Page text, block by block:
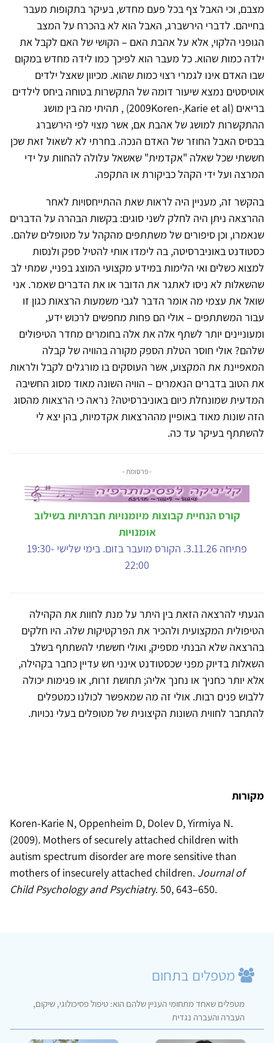
מצבם, וכי האבל צף בכל פעם מחדש, בעיקר בתקופות מעבר
בחייהם. לדברי הירשברג, האבל הוא לא בהכרח על המצב
הגופני הלקוי, אלא על אהבת האם – הקושי של האם לקבל את
ילדה כמות שהוא. כל מעבר הוא לפיכך כמו לידה מחדש במקום
שבו האדם אינו לגמרי רצוי כמות שהוא. מכיוון שאצל ילדים
אוטיסטים נמצא שיעור דומה של התקשרות בטוחה ביחס לילדים
בריאים (Koren-,Karie et al
(2009 , תהיתי מה בין מושג
ההתקשרות למושג של אהבת אם, אשר מצוי לפי הירשברג
בבסיס האבל החוזר של האדם הנכה. בחרתי לא לשאול זאת שכן
חששתי שכל שאלה "אקדמית" שאשאל עלולה להחוות על ידי
המרצה ועל ידי הקהל כביקורת או התקפה.
בהקשר זה, מעניין היה לראות שאת ההתייחסויות לאחר
ההרצאה ניתן היה לחלק לשני סוגים: בקשות הבהרה על הדברים
שנאמרו, וכן סיפורים של משתתפים מהקהל על מטופלים שלהם.
כסטודנט באוניברסיטה, בה לימדו אותי להטיל ספק ולנסות
למצוא כשלים ואי הלימות במידע מקצועי המוצג בפניי, שמתי לב
שהשאלות לא ניסו לאתגר את הדובר או את הדברים שאמר. אני
שואל את עצמי מה אומר הדבר לגבי משמעות הרצאות כגון זו
עבור המשתתפים – אולי הם פחות מחפשים לרכוש ידע,
ומעוניינים יותר לשתף אלה את אלה בחומרים מחדר הטיפולים
שלהם? אולי חוסר הטלת הספק מקורה בהוויה של קבלה
המאפיינת את המקצוע, אשר העוסקים בו מורגלים לקבל ולראות
את הטוב בדברים הנאמרים – הוויה השונה מאוד מסוג החשיבה
המדעית שמונחלת כיום באוניברסיטה? נראה כי הרצאות מהסוג
הזה שונות מאוד באופיין מההרצאות אקדמיות, בהן יצא לי
להשתתף בעיקר עד כה.
- פרסומת -
קורס הנחיית קבוצות מיומנויות חברתיות בשילוב
אומנויות
פתיחה 3.11.26. הקורס מועבר בזום. בימי שלישי 19:30-
22:00
הגעתי להרצאה הזאת בין היתר על מנת לחוות את הקהילה
הטיפולית המקצועית ולהכיר את הפרקטיקות שלה. היו חלקים
בהרצאה שלא הבנתי מספיק, ואולי חששתי להשתתף בשלב
השאלות בדיוק מפני שכסטודנט אינני חש עדיין כחבר בקהילה,
אלא יותר כחניך או נחנך אליה; תחושת זרות, או פגימות יכולה
ללבוש פנים רבות. אולי זה מה שמאפשר לכולנו כמטפלים
להתחבר לחווית השונות הקיצונית של מטופלים בעלי נכויות.
מקורות
Koren-Karie N, Oppenheim D, Dolev D, Yirmiya N.
(2009). Mothers of securely attached children with
autism spectrum disorder are more sensitive than
mothers of insecurely attached children. Journal of
Child Psychology and Psychiatry. 50, 643–650.
מטפלים בתחום
מטפלים שאחד מתחומי העניין שלהם הוא: טיפול פסיכולוגי, שיקום,
העברה והעברה נגדית